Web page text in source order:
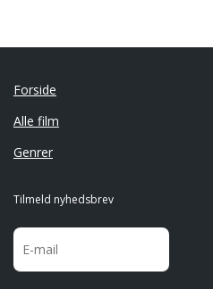
Forside
Alle film
Genrer
Tilmeld nyhedsbrev